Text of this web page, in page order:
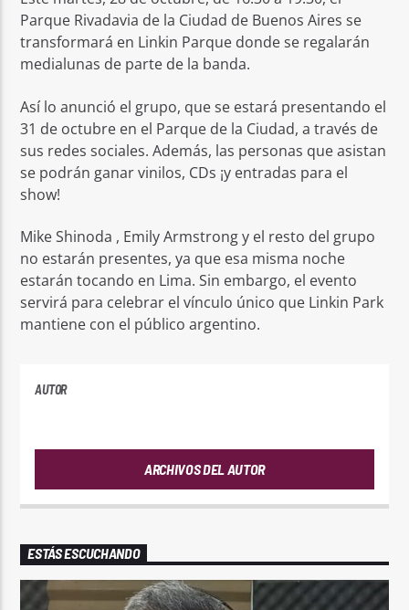
Parque Rivadavia de la Ciudad de Buenos Aires se
transformará en Linkin Parque donde se regalarán
medialunas de parte de la banda.
Así lo anunció el grupo, que se estará presentando el
31 de octubre en el Parque de la Ciudad, a través de
sus redes sociales. Además, las personas que asistan
se podrán ganar vinilos, CDs ¡y entradas para el
show!
Mike Shinoda , Emily Armstrong y el resto del grupo
no estarán presentes, ya que esa misma noche
estarán tocando en Lima. Sin embargo, el evento
servirá para celebrar el vínculo único que Linkin Park
mantiene con el público argentino.
AUTOR
ARCHIVOS DEL AUTOR
ESTÁS ESCUCHANDO